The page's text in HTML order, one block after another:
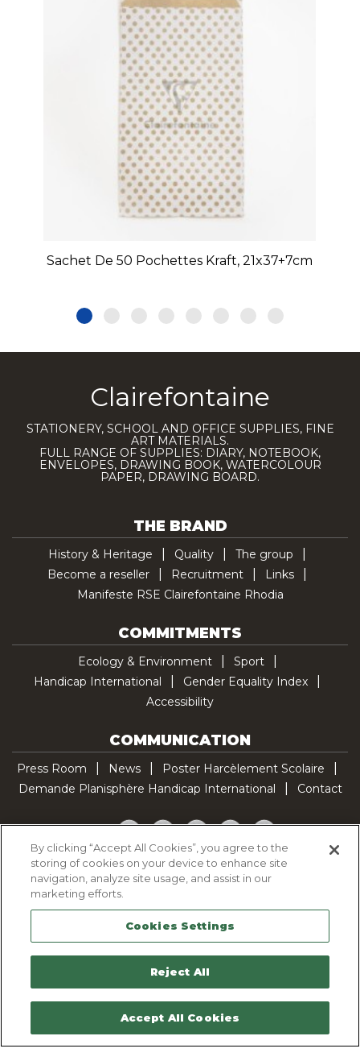
Sachet De 50 Pochettes Kraft, 21x37+7cm
Clairefontaine
STATIONERY, SCHOOL AND OFFICE SUPPLIES, FINE
ART MATERIALS.
FULL RANGE OF SUPPLIES: DIARY, NOTEBOOK,
ENVELOPES, DRAWING BOOK, WATERCOLOUR
PAPER, DRAWING BOARD.
THE BRAND
History & Heritage Quality
The group
Become a reseller
Recruitment
Links
Manifeste RSE Clairefontaine Rhodia
COMMITMENTS
Ecology & Environment
Sport
Handicap International
Gender Equality Index
Accessibility
COMMUNICATION
Press Room News
Poster Harcèlement Scolaire
Demande Planisphère Handicap International
Contact
Facebook
TwitterYouTubePinterestTikTok
Cookie Policy
Legal Notice
Sitemap
Contactez-nous
By clicking “Accept All Cookies”, you agree to the
storing of cookies on your device to enhance site
navigation, analyze site usage, and assist in our
marketing efforts.
Cookies Settings
Reject All
Accept All Cookies